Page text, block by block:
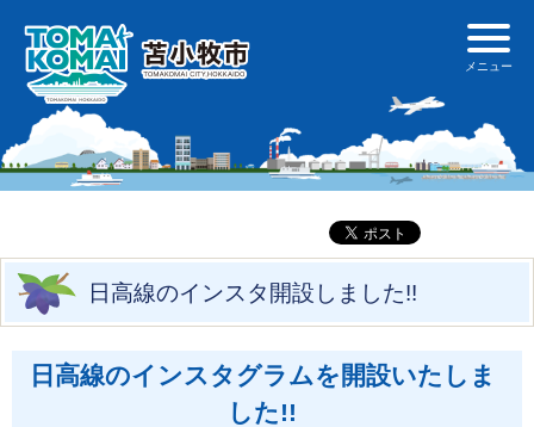
日高線のインスタ開設しました!!
日高線のインスタグラムを開設いたしま
した!!